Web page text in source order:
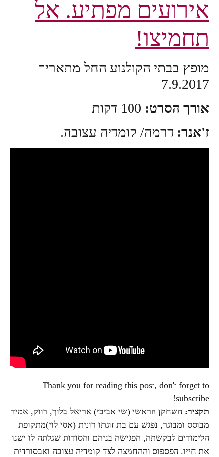
אירועים מפתיע. אל
תחמיצו!
מופץ בבתי הקולנוע החל מתאריך
7.9.2017
אורך הסרט:
ז'אנר: דרמה/ קומדיה עצובה.
Thank you for reading this post, don't forget to
subscribe!
תקציר: השחקן הראשי (שי אביבי) אריאל בלוך, רווק, אמיד
מבוסס ומבוגר, נפגש עם בת זוגתו רונית (אסי לוי)מתקופת
הלימודים לבקשתה, הפגישה בניהם והסודות שגלתה לו ישנו
את חייו. הפספוס וההחמצה לצד קומדיה עצובה ואבסורדית